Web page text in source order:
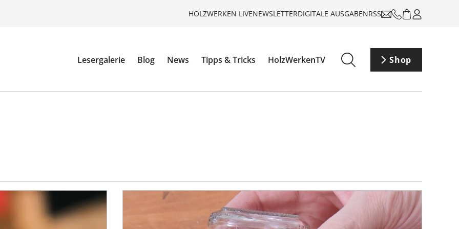
HOLZWERKEN LIVENEWSLETTERDIGITALE AUSGABENRSS
Lesergalerie Blog News Tipps & Tricks HolzWerkenTV Shop